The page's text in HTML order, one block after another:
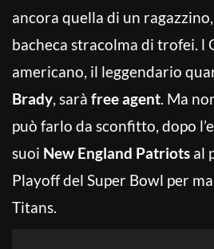
ancora quella di un
bacheca stracolma di trofei. l
americano, il leggendario
Brady, sarà free agent. Ma
può farlo da sconfitto, dopo
suoi New England Patriots al
Playoff del Super Bowl per
Titans.